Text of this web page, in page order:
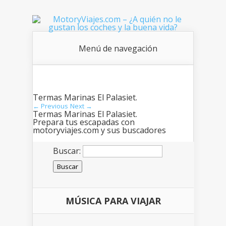
Menú de navegación
Termas Marinas El Palasiet.
← Previous Next →
Termas Marinas El Palasiet.
Prepara tus escapadas con
motoryviajes.com y sus buscadores
Buscar:
MÚSICA PARA VIAJAR